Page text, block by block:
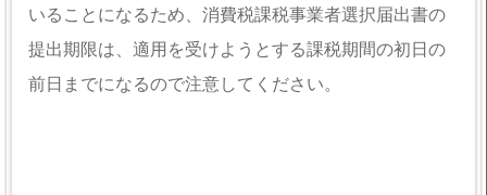
いることになるため、消費税課税事業者選択届出書の
提出期限は、適用を受けようとする課税期間の初日の
前日までになるので注意してください。